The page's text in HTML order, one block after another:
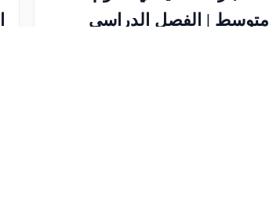
متوسط | الفصل الدراسي